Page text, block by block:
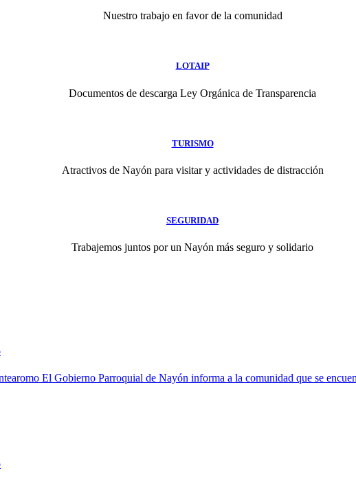
Nuestro trabajo en favor de la comunidad
LOTAIP
Documentos de descarga Ley Orgánica de Transparencia
TURISMO
Atractivos de Nayón para visitar y actividades de distracción
SEGURIDAD
Trabajemos juntos por un Nayón más seguro y solidario
El Gobierno Parroquial de Nayón informa a la comunidad que se